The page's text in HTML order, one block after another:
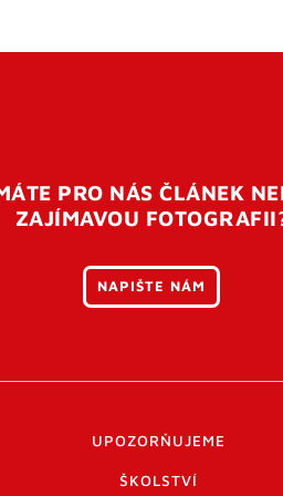
PRO NÁS ČLÁNEK
ZAJÍMAVOU
NAPIŠTE NÁM
UPOZORŇUJEME
ŠKOLSTVÍ